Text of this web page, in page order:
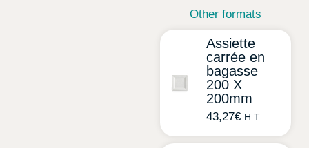
Other formats
Assiette
carrée en
bagasse
200 X
200mm
43,27€ H.T.